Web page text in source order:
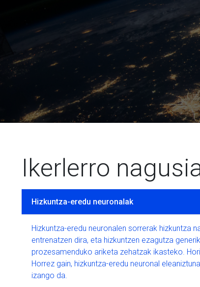
Ikerlerro
Hizkuntza-eredu neuronalak
Hizkuntza-eredu neuronalen sorrerak hizkuntza
entrenatzen dira, eta hizkuntzen ezagutza
prozesamenduko ariketa zehatzak ikasteko.
Horrez gain, hizkuntza-eredu neuronal
izango da.